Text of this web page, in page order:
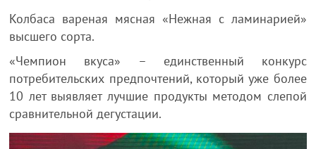
Колбаса вареная мясная «Нежная с ламинарией»
высшего сорта.
«Чемпион вкуса» – единственный конкурс
потребительских предпочтений, который уже более
10 лет выявляет лучшие продукты методом слепой
сравнительной дегустации.